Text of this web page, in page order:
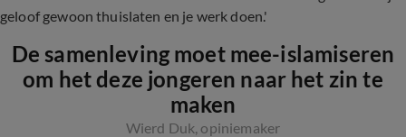
geloof gewoon thuislaten en je werk doen.'
De samenleving moet mee-islamiseren
om het deze jongeren naar het zin te
maken
Wierd Duk, opiniemaker